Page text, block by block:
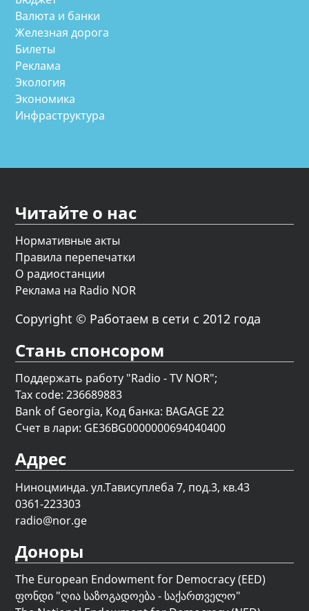
Валюта и банки
Железная дорога
Билеты
Реклама
Экология
Экономика
Инфраструктура
Читайте о нас
Нормативные акты
Правила перепечатки
О радиостанции
Реклама на Radio NOR
Copyright © Работаем в сети с 2012 года
Стань спонсором
Поддержать работу "Radio - TV NOR";
Tax code: 236689883
Bank of Georgia, Код банка: BAGAGE 22
Счет в лари: GE36BG0000000694040400
Адрес
Ниноцминда. ул.Тависуплеба 7, под.3, кв.43
0361-223303
radio@nor.ge
Доноры
The European Endowment for Democracy (EED)
ფონდი "ღია საზოგადოება - საქართველო"